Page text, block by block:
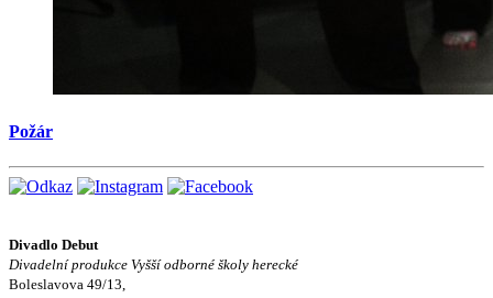
Požár
Divadlo Debut
Divadelní produkce Vyšší odborné školy herecké
Boleslavova 49/13,